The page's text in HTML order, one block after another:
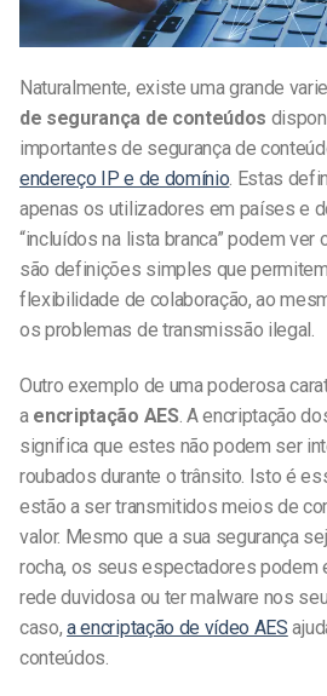
Naturalmente, existe uma grande
de segurança de conteúdos
importantes de segurança de
endereço IP e de domínio. Estas
apenas os utilizadores em países e
“incluídos na lista branca” podem ver
são definições simples que
flexibilidade de colaboração, ao
os problemas de transmissão ilegal.
Outro exemplo de uma poderosa
a encriptação AES. A encriptação
significa que estes não podem ser
roubados durante o trânsito. Isto é
estão a ser transmitidos meios de
valor. Mesmo que a sua segurança
rocha, os seus espectadores podem
rede duvidosa ou ter malware nos
caso,a encriptação de vídeo AES
conteúdos.